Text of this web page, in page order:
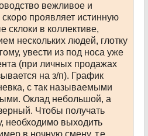
вежливое и
проявляет истинную
склоки в коллективе,
нескольких людей, глотку
увести из под носа уже
(при личных продажах
на з/п). График
с так называемыми
Оклад небольшой, а
Чтобы получать
необходимо выходить
в ночную смену, т.е.